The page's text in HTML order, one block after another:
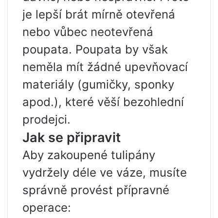
je lepší brát mírně otevřená
nebo vůbec neotevřená
poupata. Poupata by však
neměla mít žádné upevňovací
materiály (gumičky, sponky
apod.), které věší bezohlední
prodejci.
Jak se připravit
Aby zakoupené tulipány
vydržely déle ve váze, musíte
správně provést přípravné
operace: